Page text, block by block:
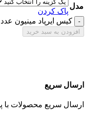
مدل
پاک کردن
کیس ایرپاد مینیون عدد
افزودن به سبد خرید
ارسال سریع
ارسال سریع محصولات با